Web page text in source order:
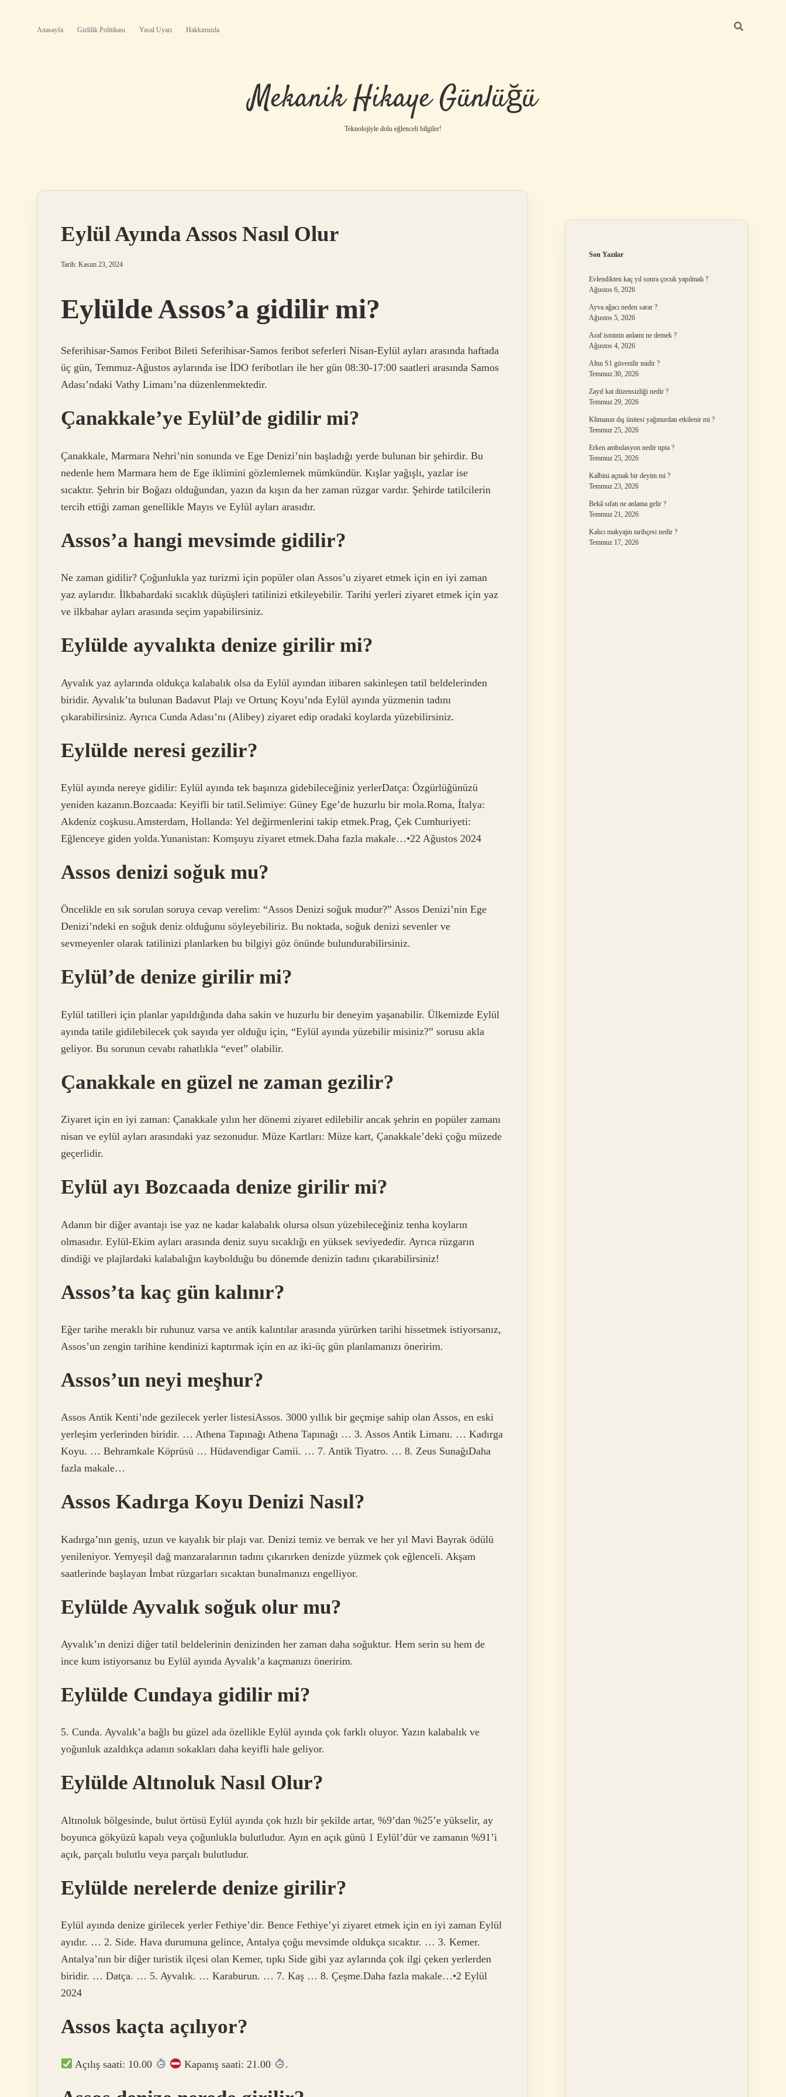
Anasayfa Gizlilik Politikası Yasal Uyarı Hakkımızda
Mekanik Hikaye Günlüğü
Teknolojiyle dolu eğlenceli bilgiler!
Eylül Ayında Assos Nasıl Olur
Tarih: Kasım 23, 2024
Eylülde Assos’a gidilir mi?
Seferihisar-Samos Feribot Bileti Seferihisar-Samos feribot seferleri Nisan-Eylül ayları arasında haftada
üç gün, Temmuz-Ağustos aylarında ise İDO feribotları ile her gün 08:30-17:00 saatleri arasında Samos
Adası’ndaki Vathy Limanı’na düzenlenmektedir.
Çanakkale’ye Eylül’de gidilir mi?
Çanakkale, Marmara Nehri’nin sonunda ve Ege Denizi’nin başladığı yerde bulunan bir şehirdir. Bu
nedenle hem Marmara hem de Ege iklimini gözlemlemek mümkündür. Kışlar yağışlı, yazlar ise
sıcaktır. Şehrin bir Boğazı olduğundan, yazın da kışın da her zaman rüzgar vardır. Şehirde tatilcilerin
tercih ettiği zaman genellikle Mayıs ve Eylül ayları arasıdır.
Assos’a hangi mevsimde gidilir?
Ne zaman gidilir? Çoğunlukla yaz turizmi için popüler olan Assos’u ziyaret etmek için en iyi zaman
yaz aylarıdır. İlkbahardaki sıcaklık düşüşleri tatilinizi etkileyebilir. Tarihi yerleri ziyaret etmek için yaz
ve ilkbahar ayları arasında seçim yapabilirsiniz.
Eylülde ayvalıkta denize girilir mi?
Ayvalık yaz aylarında oldukça kalabalık olsa da Eylül ayından itibaren sakinleşen tatil beldelerinden
biridir. Ayvalık’ta bulunan Badavut Plajı ve Ortunç Koyu’nda Eylül ayında yüzmenin tadını
çıkarabilirsiniz. Ayrıca Cunda Adası’nı (Alibey) ziyaret edip oradaki koylarda yüzebilirsiniz.
Eylülde neresi gezilir?
Eylül ayında nereye gidilir: Eylül ayında tek başınıza gidebileceğiniz yerlerDatça: Özgürlüğünüzü
yeniden kazanın.Bozcaada: Keyifli bir tatil.Selimiye: Güney Ege’de huzurlu bir mola.Roma, İtalya:
Akdeniz coşkusu.Amsterdam, Hollanda: Yel değirmenlerini takip etmek.Prag, Çek Cumhuriyeti:
Eğlenceye giden yolda.Yunanistan: Komşuyu ziyaret etmek.Daha fazla makale…•22 Ağustos 2024
Assos denizi soğuk mu?
Öncelikle en sık sorulan soruya cevap verelim: “Assos Denizi soğuk mudur?” Assos Denizi’nin Ege
Denizi’ndeki en soğuk deniz olduğunu söyleyebiliriz. Bu noktada, soğuk denizi sevenler ve
sevmeyenler olarak tatilinizi planlarken bu bilgiyi göz önünde bulundurabilirsiniz.
Eylül’de denize girilir mi?
Eylül tatilleri için planlar yapıldığında daha sakin ve huzurlu bir deneyim yaşanabilir. Ülkemizde Eylül
ayında tatile gidilebilecek çok sayıda yer olduğu için, “Eylül ayında yüzebilir misiniz?” sorusu akla
geliyor. Bu sorunun cevabı rahatlıkla “evet” olabilir.
Çanakkale en güzel ne zaman gezilir?
Ziyaret için en iyi zaman: Çanakkale yılın her dönemi ziyaret edilebilir ancak şehrin en popüler zamanı
nisan ve eylül ayları arasındaki yaz sezonudur. Müze Kartları: Müze kart, Çanakkale’deki çoğu müzede
geçerlidir.
Eylül ayı Bozcaada denize girilir mi?
Adanın bir diğer avantajı ise yaz ne kadar kalabalık olursa olsun yüzebileceğiniz tenha koyların
olmasıdır. Eylül-Ekim ayları arasında deniz suyu sıcaklığı en yüksek seviyededir. Ayrıca rüzgarın
dindiği ve plajlardaki kalabalığın kaybolduğu bu dönemde denizin tadını çıkarabilirsiniz!
Assos’ta kaç gün kalınır?
Eğer tarihe meraklı bir ruhunuz varsa ve antik kalıntılar arasında yürürken tarihi hissetmek istiyorsanız,
Assos’un zengin tarihine kendinizi kaptırmak için en az iki-üç gün planlamanızı öneririm.
Assos’un neyi meşhur?
Assos Antik Kenti’nde gezilecek yerler listesiAssos. 3000 yıllık bir geçmişe sahip olan Assos, en eski
yerleşim yerlerinden biridir. … Athena Tapınağı Athena Tapınağı … 3. Assos Antik Limanı. … Kadırga
Koyu. … Behramkale Köprüsü … Hüdavendigar Camii. … 7. Antik Tiyatro. … 8. Zeus SunağıDaha
fazla makale…
Assos Kadırga Koyu Denizi Nasıl?
Kadırga’nın geniş, uzun ve kayalık bir plajı var. Denizi temiz ve berrak ve her yıl Mavi Bayrak ödülü
yenileniyor. Yemyeşil dağ manzaralarının tadını çıkarırken denizde yüzmek çok eğlenceli. Akşam
saatlerinde başlayan İmbat rüzgarları sıcaktan bunalmanızı engelliyor.
Eylülde Ayvalık soğuk olur mu?
Ayvalık’ın denizi diğer tatil beldelerinin denizinden her zaman daha soğuktur. Hem serin su hem de
ince kum istiyorsanız bu Eylül ayında Ayvalık’a kaçmanızı öneririm.
Eylülde Cundaya gidilir mi?
5. Cunda. Ayvalık’a bağlı bu güzel ada özellikle Eylül ayında çok farklı oluyor. Yazın kalabalık ve
yoğunluk azaldıkça adanın sokakları daha keyifli hale geliyor.
Eylülde Altınoluk Nasıl Olur?
Altınoluk bölgesinde, bulut örtüsü Eylül ayında çok hızlı bir şekilde artar, %9’dan %25’e yükselir, ay
boyunca gökyüzü kapalı veya çoğunlukla bulutludur. Ayın en açık günü 1 Eylül’dür ve zamanın %91’i
açık, parçalı bulutlu veya parçalı bulutludur.
Eylülde nerelerde denize girilir?
Eylül ayında denize girilecek yerler Fethiye’dir. Bence Fethiye’yi ziyaret etmek için en iyi zaman Eylül
ayıdır. … 2. Side. Hava durumuna gelince, Antalya çoğu mevsimde oldukça sıcaktır. … 3. Kemer.
Antalya’nın bir diğer turistik ilçesi olan Kemer, tıpkı Side gibi yaz aylarında çok ilgi çeken yerlerden
biridir. … Datça. … 5. Ayvalık. … Karaburun. … 7. Kaş … 8. Çeşme.Daha fazla makale…•2 Eylül
2024
Assos kaçta açılıyor?
Açılış saati: 10.00 Kapanış saati: 21.00 .
Son Yazılar
Evlendikten kaç yıl sonra çocuk yapılmalı ?
Ağustos 6, 2026
Ayva ağacı neden sarar ?
Ağustos 5, 2026
Araf isminin anlamı ne demek ?
Ağustos 4, 2026
Altın S1 güvenilir midir ?
Temmuz 30, 2026
Zayıf kat düzensizliği nedir ?
Temmuz 29, 2026
Klimanın dış ünitesi yağmurdan etkilenir mi ?
Temmuz 25, 2026
Erken ambulasyon nedir tıpta ?
Temmuz 25, 2026
Kalbini açmak bir deyim mi ?
Temmuz 23, 2026
Bekâ sıfatı ne anlama gelir ?
Temmuz 21, 2026
Kalıcı makyajın tarihçesi nedir ?
Temmuz 17, 2026